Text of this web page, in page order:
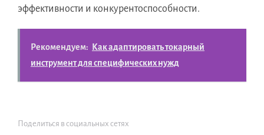
эффективности и конкурентоспособности.
Рекомендуем:
Как адаптировать токарный
инструмент для специфических нужд
Поделиться в социальных сетях